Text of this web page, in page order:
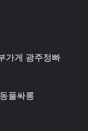
가게 광주정빠
풀싸롱